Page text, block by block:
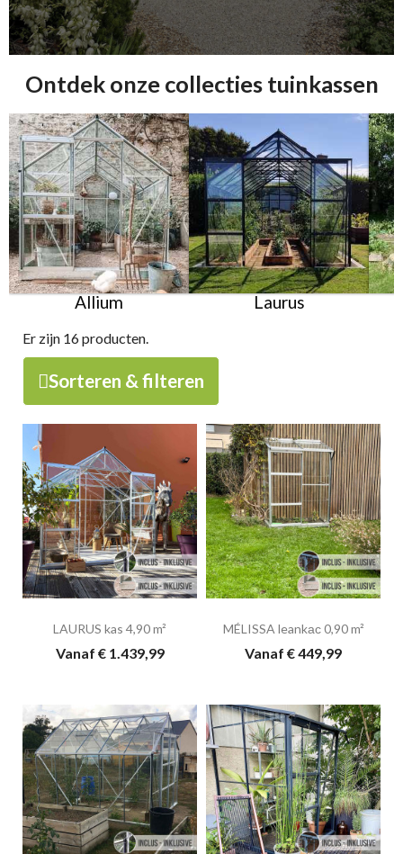
Ontdek onze collecties tuinkassen
Allium Laurus
Er zijn 16 producten.
Sorteren & filteren
LAURUS kas 4,90 m²
Vanaf € 1.439,99
MÉLISSA leankас 0,90 m²
Vanaf € 449,99